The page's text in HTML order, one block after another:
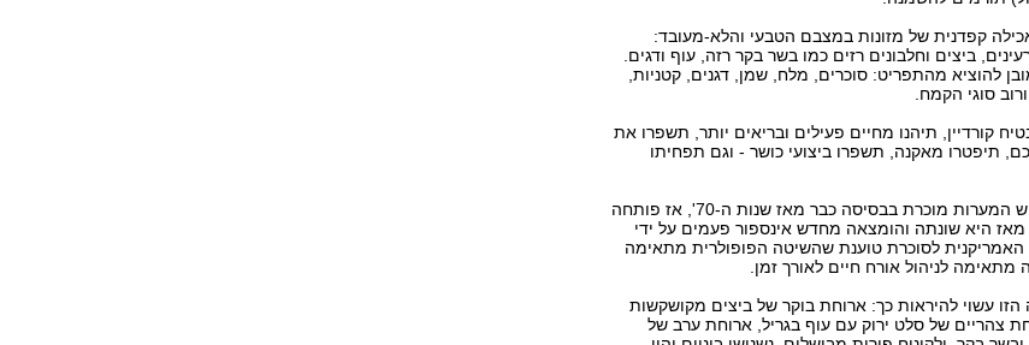
קפדנית של מזונות במצבם הטבעי והלא-מעובד:
ביצים וחלבונים רזים כמו בשר בקר רזה, עוף ודגים.
להוציא מהתפריט: סוכרים, מלח, שמן, דגנים, קטניות,
סוגי הקמח.
קורדיין, תיהנו מחיים פעילים ובריאים יותר, תשפרו את
תיפטרו מאקנה, תשפרו ביצועי כושר - וגם תפחיתו
למעשה, הדיאטה של איש המערות מוכרת בבסיסה כבר מאז שנות ה-70', אז פותחה
מאז היא שונתה והומצאה מחדש אינספור פעמים על ידי
האמריקנית לסוכרת טוענת שהשיטה הפופולרית מתאימה
מתאימה לניהול אורח חיים לאורך זמן.
הזו עשוי להיראות כך: ארוחת בוקר של ביצים מקושקשות
צהריים של סלט ירוק עם עוף בגריל, ארוחת ערב של